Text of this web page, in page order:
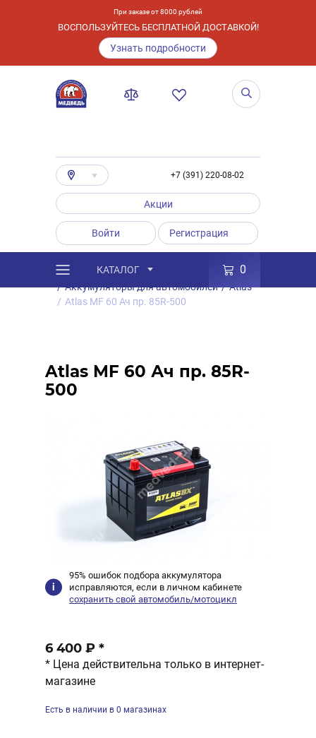
При заказе от 8000 рублей
ВОСПОЛЬЗУЙТЕСЬ БЕСПЛАТНОЙ ДОСТАВКОЙ!
Узнать подробности
+7 (391) 220-08-02
Акции
Войти Регистрация
КАТАЛОГ 0
Каталог / Товары
Аккумуляторы
/ Аккумуляторы для автомобилей / Atlas
/ Atlas MF 60 Ач пр. 85R-500
Atlas MF 60 Ач пр. 85R-
500
95% ошибок подбора аккумулятора
исправляются, если в личном кабинете
сохранить свой автомобиль/мотоцикл
6 400 ₽ *
* Цена действительна только в интернет-
магазине
Есть в наличии в 0 магазинах